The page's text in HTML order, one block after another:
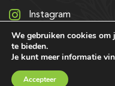
Instagram
LinkedIn
© 2026 Alle rechten
We gebruiken cookies om
te bieden.
Je kunt meer informatie
Accepteer